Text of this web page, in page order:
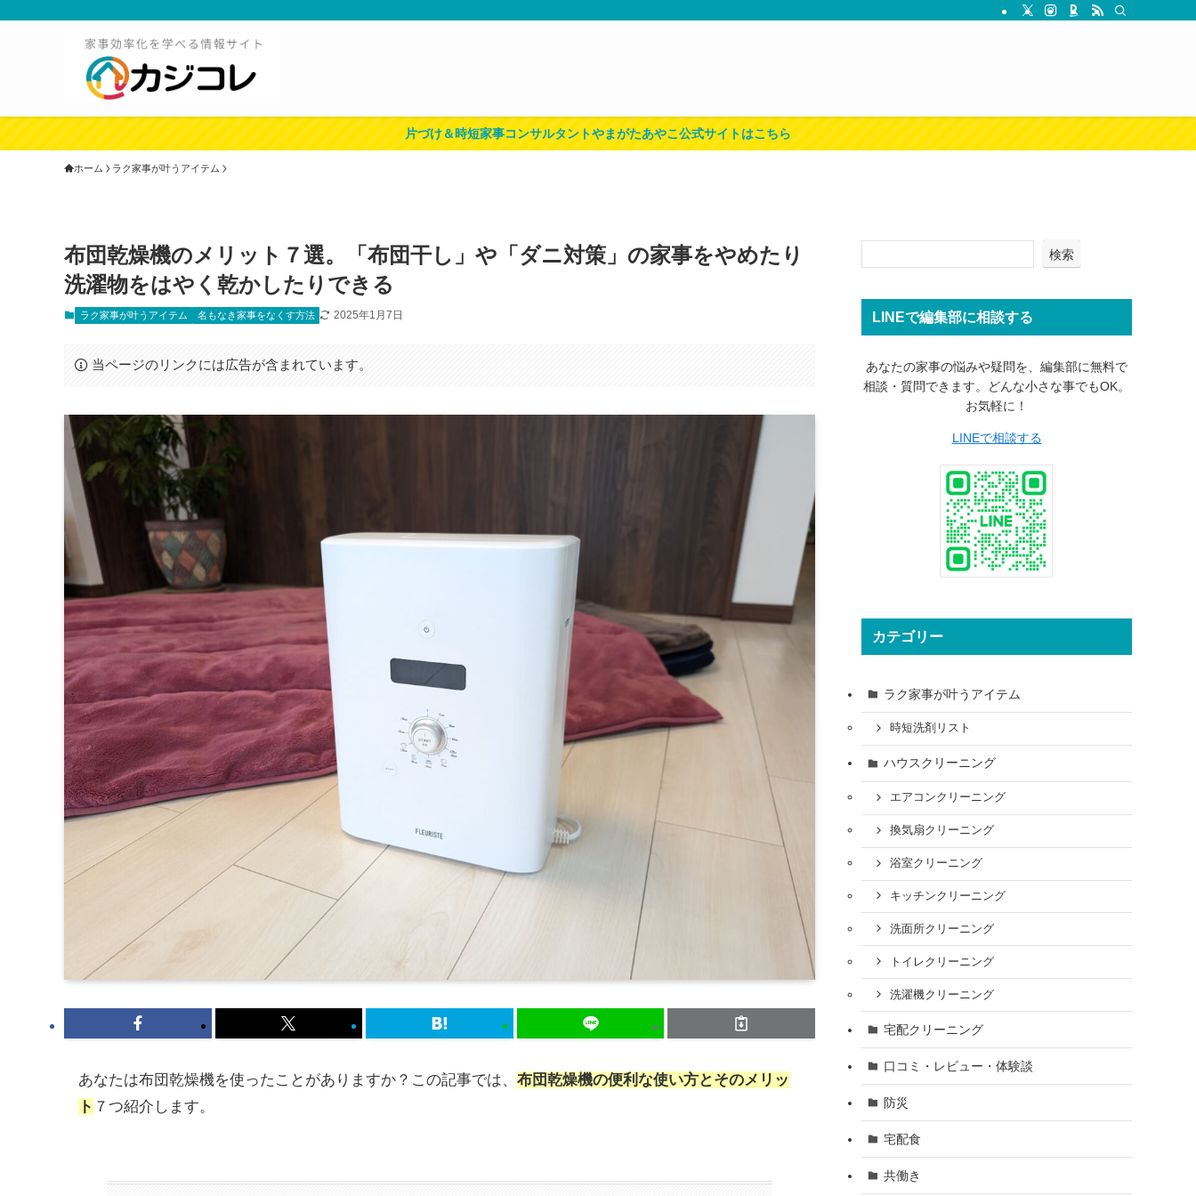
片づけ＆時短家事コンサルタントやまがたあやこ公式サイトはこちら
ホーム ラク家事が叶うアイテム
布団乾燥機のメリット７選。「布団干し」や「ダニ対策」の家事をやめたり
洗濯物をはやく乾かしたりできる
ラク家事が叶うアイテム 名もなき家事をなくす方法 2025年1月7日
当ページのリンクには広告が含まれています。
あなたは布団乾燥機を使ったことがありますか？この記事では、 布団乾燥機の便利な使い方とそのメリッ
ト ７つ紹介します。
検索
LINEで編集部に相談する
あなたの家事の悩みや疑問を、編集部に無料で
相談・質問できます。どんな小さな事でもOK。
お気軽に！
LINEで相談する
カテゴリー
ラク家事が叶うアイテム
時短洗剤リスト
ハウスクリーニング
エアコンクリーニング
換気扇クリーニング
浴室クリーニング
キッチンクリーニング
洗面所クリーニング
トイレクリーニング
洗濯機クリーニング
宅配クリーニング
口コミ・レビュー・体験談
防災
宅配食
共働き